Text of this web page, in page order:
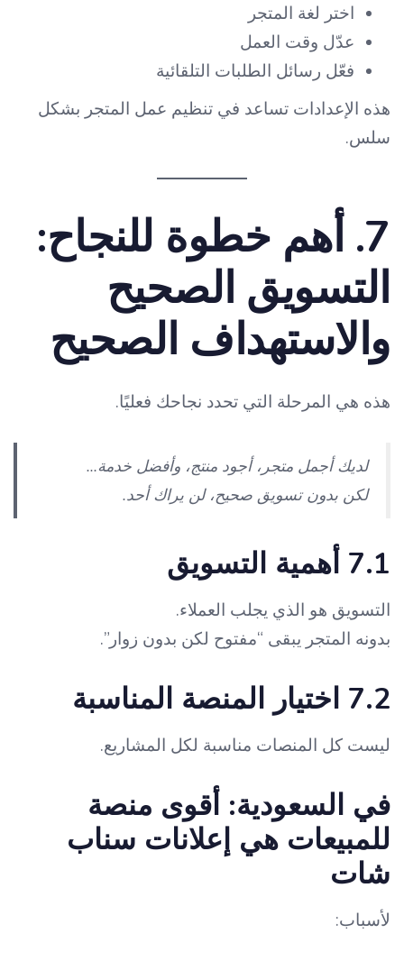
اختر لغة المتجر
عدّل وقت العمل
فعّل رسائل الطلبات التلقائية
هذه الإعدادات تساعد في تنظيم عمل المتجر بشكل
سلس.
7. أهم خطوة للنجاح:
التسويق الصحيح
والاستهداف الصحيح
هذه هي المرحلة التي تحدد نجاحك فعليًا.
لديك أجمل متجر، أجود منتج، وأفضل خدمة…
لكن بدون تسويق صحيح، لن يراك أحد.
7.1 أهمية التسويق
التسويق هو الذي يجلب العملاء.
بدونه المتجر يبقى “مفتوح لكن بدون زوار”.
7.2 اختيار المنصة المناسبة
ليست كل المنصات مناسبة لكل المشاريع.
في السعودية: أقوى منصة
للمبيعات هي إعلانات سناب
شات
لأسباب: